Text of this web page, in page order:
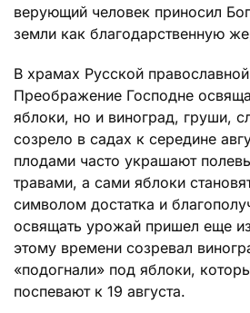
верующий человек приносил
земли как благодарственную
В храмах Русской
Преображение Господне
яблоки, но и виноград, груши,
созрело в садах к середине
плодами часто украшают
травами, а сами яблоки
символом достатка и
освящать урожай пришел еще
этому времени созревал
«подогнали» под яблоки,
поспевают к 19 августа.